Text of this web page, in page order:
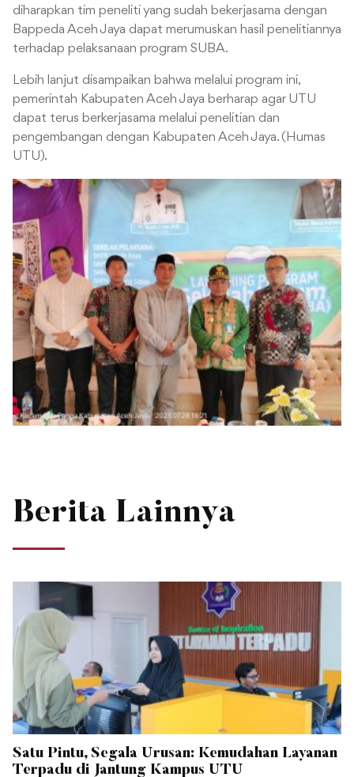
diharapkan tim peneliti yang sudah bekerjasama dengan
Bappeda Aceh Jaya dapat merumuskan hasil penelitiannya
terhadap pelaksanaan program SUBA.
Lebih lanjut disampaikan bahwa melalui program ini,
pemerintah Kabupaten Aceh Jaya berharap agar UTU
dapat terus berkerjasama melalui penelitian dan
pengembangan dengan Kabupaten Aceh Jaya. (Humas
UTU).
Berita Lainnya
Satu Pintu, Segala Urusan: Kemudahan Layanan
Terpadu di Jantung Kampus UTU